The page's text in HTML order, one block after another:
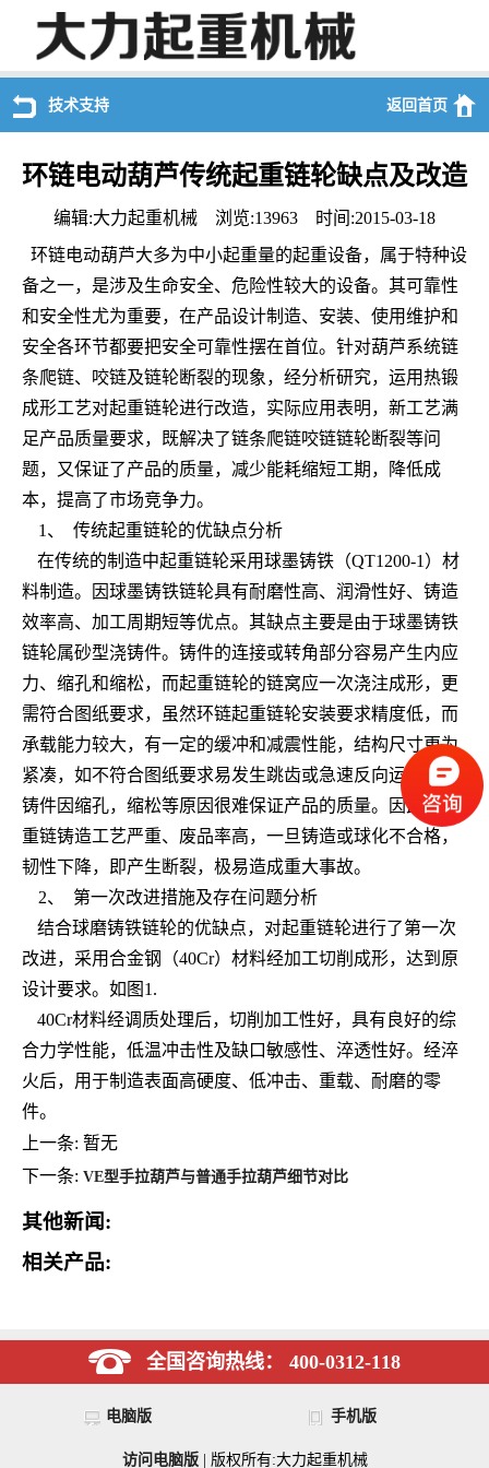
技术支持 返回首页
环链电动葫芦传统起重链轮缺点及改造
编辑:大力起重机械 浏览:13963 时间:2015-03-18
环链电动葫芦大多为中小起重量的起重设备，属于特种设
备之一，是涉及生命安全、危险性较大的设备。其可靠性
和安全性尤为重要，在产品设计制造、安装、使用维护和
安全各环节都要把安全可靠性摆在首位。针对葫芦系统链
条爬链、咬链及链轮断裂的现象，经分析研究，运用热锻
成形工艺对起重链轮进行改造，实际应用表明，新工艺满
足产品质量要求，既解决了链条爬链咬链链轮断裂等问
题，又保证了产品的质量，减少能耗缩短工期，降低成
本，提高了市场竞争力。
1、
传统起重链轮的优缺点分析
在传统的制造中起重链轮采用球墨铸铁（QT1200-1 ）材
料制造。因球墨铸铁链轮具有耐磨性高、润滑性好、铸造
效率高、加工周期短等优点。其缺点主要是由于球墨铸铁
链轮属砂型浇铸件。铸件的连接或转角部分容易产生内应
力、缩孔和缩松，而起重链轮的链窝应一次浇注成形，更
需符合图纸要求，虽然环链起重链轮安装要求精度低，而
承载能力较大，有一定的缓冲和减震性能，结构尺寸更为
紧凑，如不符合图纸要求易发生跳齿或急速反向运动。但
铸件因缩孔，缩松等原因很难保证产品的质量。因此，起
重链铸造工艺严重、废品率高，一旦铸造或球化不合格，
韧性下降，即产生断裂，极易造成重大事故。
2、
第一次改进措施及存在问题分析
结合球磨铸铁链轮的优缺点，对起重链轮进行了第一次
改进，采用合金钢（40Cr）材料经加工切削成形，达到原
设计要求。如图 1.
40Cr材料经调质处理后，切削加工性好，具有良好的综
合力学性能，低温冲击性及缺口敏感性、淬透性好。经淬
火后，用于制造表面高硬度、低冲击、重载、耐磨的零
件。
上一条: 暂无
下一条: VE型手拉葫芦与普通手拉葫芦细节对比
其他新闻:
相关产品:
全国咨询热线： 400-0312-118
电脑版 手机版
访问电脑版| 版权所有:大力起重机械